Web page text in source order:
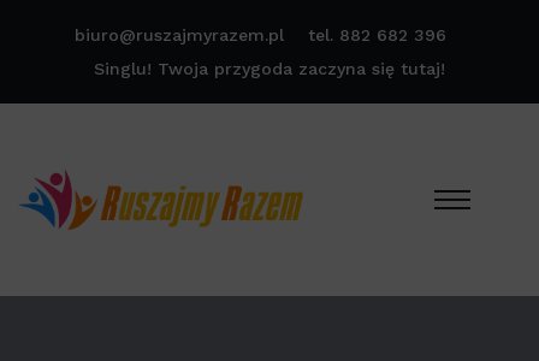
biuro@ruszajmyrazem.pl
tel. 882 682 396
Singlu! Twoja przygoda zaczyna się tutaj!